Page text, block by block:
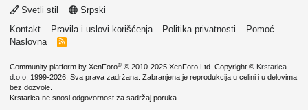
Svetli stil
Srpski
Kontakt
Pravila i uslovi korišćenja Politika privatnosti
Pomoć
Naslovna
R
Community platform by XenForo® © 2010-2025 XenForo Ltd. Copyright © Krstarica
d.o.o. 1999-2026. Sva prava zadržana. Zabranjena je reprodukcija u celini i u delovima
bez dozvole.
Krstarica ne snosi odgovornost za sadržaj poruka.